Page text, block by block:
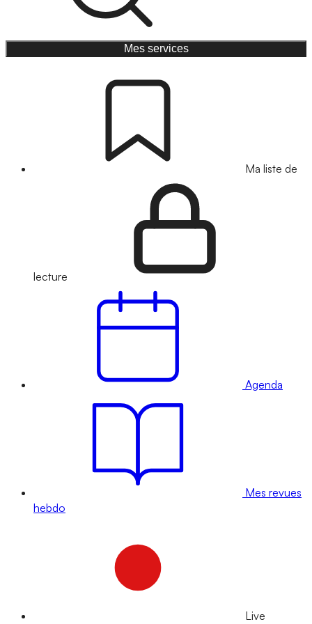
Mes services
Ma liste de
lecture
Agenda
Mes revues
hebdo
Live